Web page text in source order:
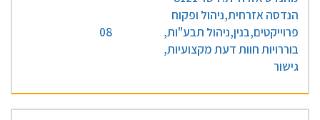
הנדסה אזרחית,ניהול ופקוח
פרוייקטים,בנין,ניהול תבע"ות,
בוררויות חוות דעת מקצועיות,
גישור
08